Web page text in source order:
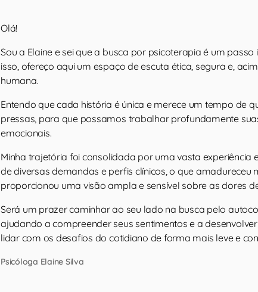
Olá!
Sou a Elaine e sei que a busca por psicoterapia é um
isso, ofereço aqui um espaço de escuta ética, segura e,
humana.
Entendo que cada história é única e merece um tempo de
pressas, para que possamos trabalhar profundamente
emocionais.
Minha trajetória foi consolidada por uma vasta experiência
de diversas demandas e perfis clínicos, o que amadureceu
proporcionou uma visão ampla e sensível sobre as dores
Será um prazer caminhar ao seu lado na busca pelo
ajudando a compreender seus sentimentos e a
lidar com os desafios do cotidiano de forma mais leve e
Psicóloga Elaine Silva